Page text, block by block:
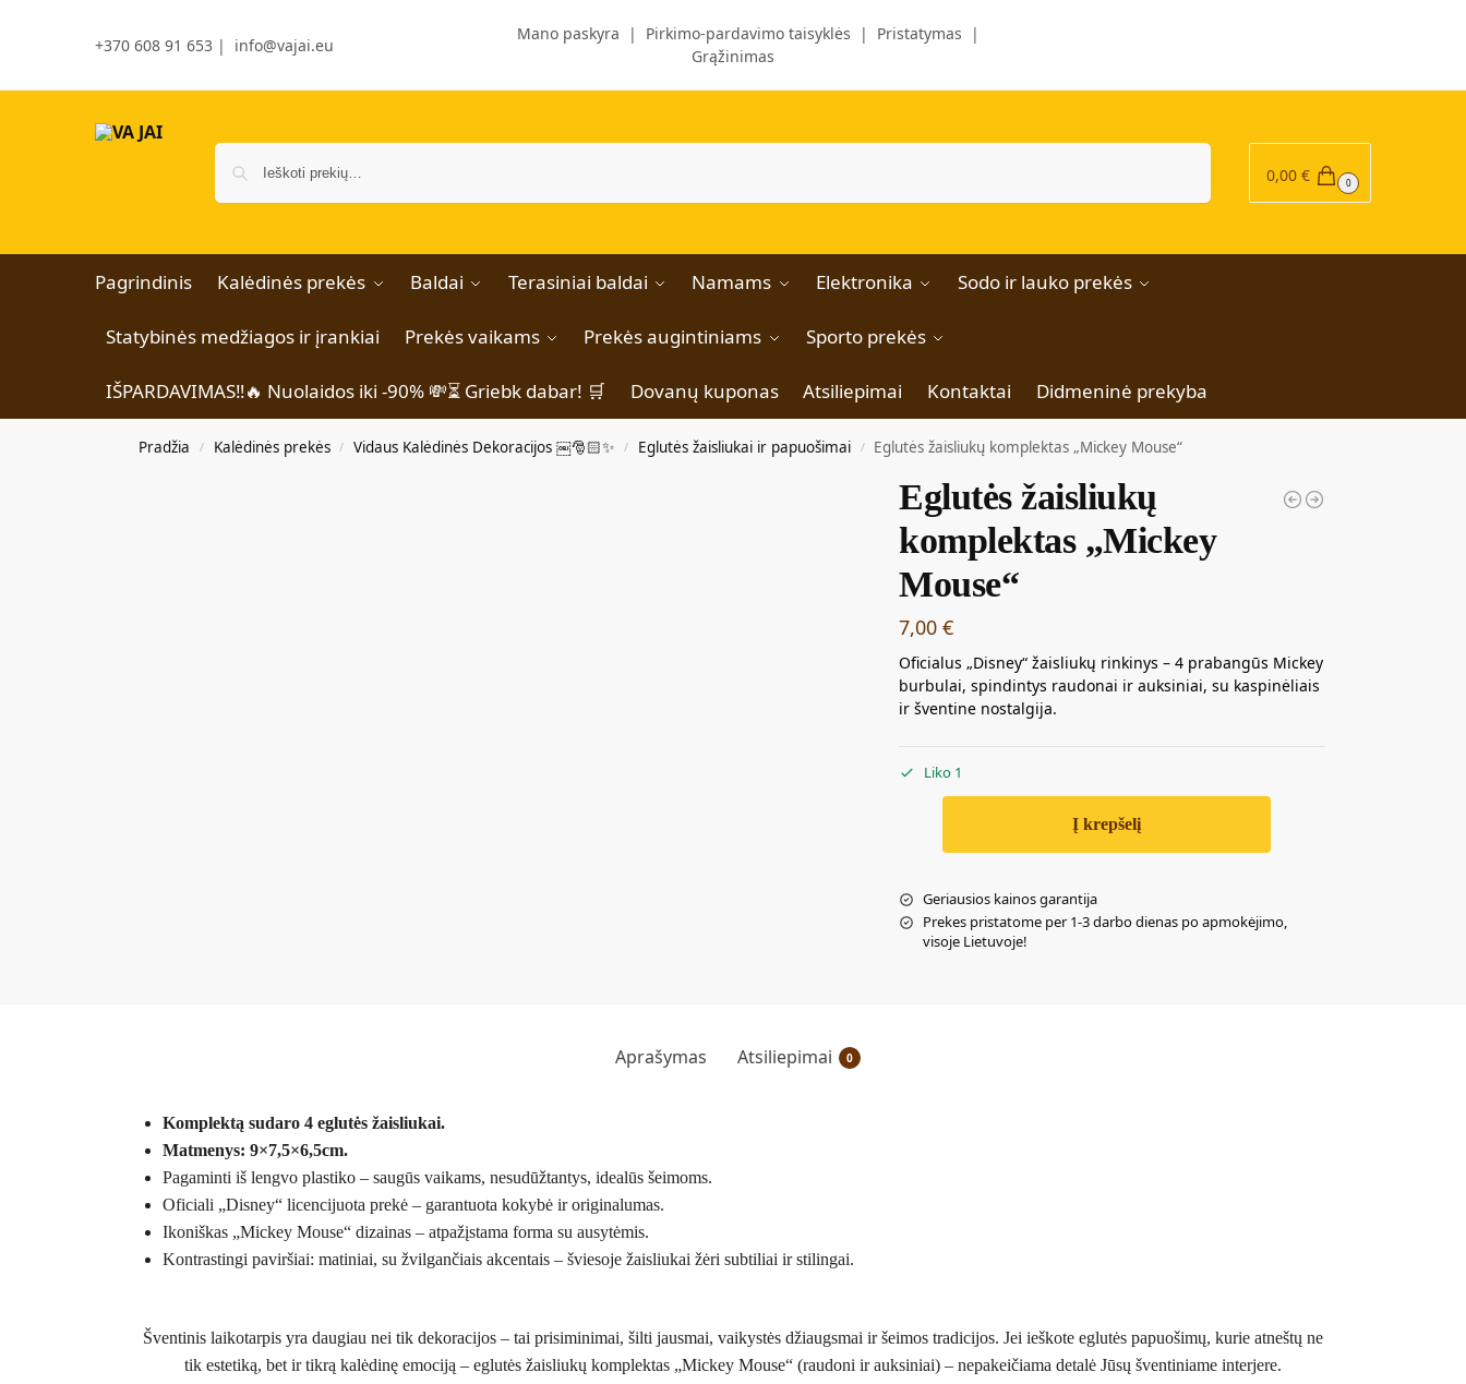
+370 608 91 653 | info@vajai.eu
Mano paskyra | Pirkimo-pardavimo taisyklės | Pristatymas |
Grąžinimas
0,00 € 0
Pagrindinis Kalėdinės prekės Baldai Terasiniai baldai Namams Elektronika Sodo ir lauko prekės
Statybinės medžiagos ir įrankiai Prekės vaikams Prekės augintiniams Sporto prekės
IŠPARDAVIMAS‼️🔥 Nuolaidos iki -90% 💸⏳ Griebk dabar! 🛒 Dovanų kuponas Atsiliepimai Kontaktai Didmeninė prekyba
Pradžia / Kalėdinės prekės / Vidaus Kalėdinės Dekoracijos ￼🎅🏻✨ / Eglutės žaisliukai ir papuošimai / Eglutės žaisliukų komplektas „Mickey Mouse“
Eglutės žaisliukų
komplektas „Mickey
Mouse“
7,00€
Oficialus „Disney“ žaisliukų rinkinys – 4 prabangūs Mickey
burbulai, spindintys raudonai ir auksiniai, su kaspinėliais
ir šventine nostalgija.
Liko 1
Į krepšelį
Geriausios kainos garantija
Prekes pristatome per 1-3 darbo dienas po apmokėjimo,
visoje Lietuvoje!
Aprašymas Atsiliepimai 0
Komplektą sudaro 4 eglutės žaisliukai.
Matmenys: 9×7,5×6,5cm.
Pagaminti iš lengvo plastiko – saugūs vaikams, nesudūžtantys, idealūs šeimoms.
Oficiali „Disney“ licencijuota prekė – garantuota kokybė ir originalumas.
Ikoniškas „Mickey Mouse“ dizainas – atpažįstama forma su ausytėmis.
Kontrastingi paviršiai: matiniai, su žvilgančiais akcentais – šviesoje žaisliukai žėri subtiliai ir stilingai.
Šventinis laikotarpis yra daugiau nei tik dekoracijos – tai prisiminimai, šilti jausmai, vaikystės džiaugsmai ir šeimos tradicijos. Jei ieškote eglutės papuošimų, kurie atneštų ne
tik estetiką, bet ir tikrą kalėdinę emociją – eglutės žaisliukų komplektas „Mickey Mouse“ (raudoni ir auksiniai) – nepakeičiama detalė Jūsų šventiniame interjere.